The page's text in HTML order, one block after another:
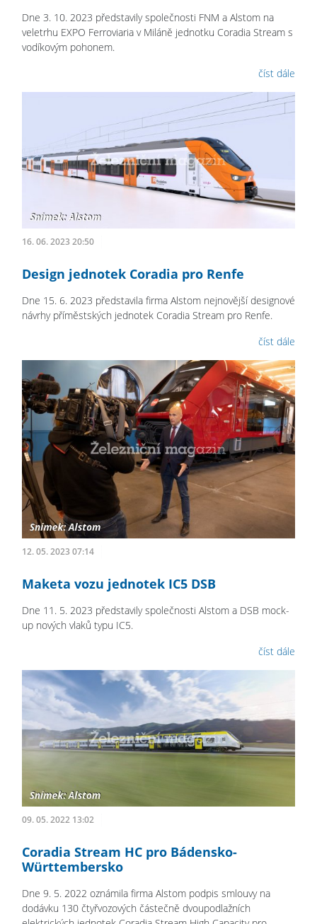
Dne 3. 10. 2023 představily společnosti FNM a Alstom na
veletrhu EXPO Ferroviaria v Miláně jednotku Coradia Stream s
vodíkovým pohonem.
číst dále
16. 06. 2023 20:50
Design jednotek Coradia pro Renfe
Dne 15. 6. 2023 představila firma Alstom nejnovější designové
návrhy příměstských jednotek Coradia Stream pro Renfe.
číst dále
12. 05. 2023 07:14
Maketa vozu jednotek IC5 DSB
Dne 11. 5. 2023 představily společnosti Alstom a DSB mock-
up nových vlaků typu IC5.
číst dále
09. 05. 2022 13:02
Coradia Stream HC pro Bádensko-
Württembersko
Dne 9. 5. 2022 oznámila firma Alstom podpis smlouvy na
dodávku 130 čtyřvozových částečně dvoupodlažních